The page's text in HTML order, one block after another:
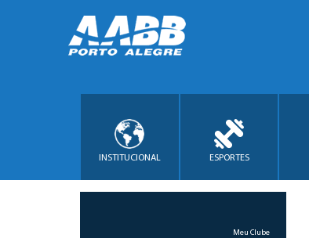
INSTITUCIONAL ESPORTES
Meu Clube